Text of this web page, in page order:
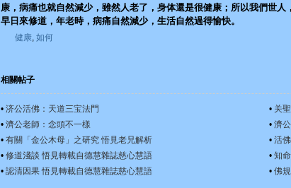
康，病痛也就自然減少，雖然人老了，身体還是很健康；所以我們世
早日來修道，年老時，病痛自然減少，生活自然過得愉快。
健康, 如何
相關帖子
• 济公活佛：天道三宝法門 • 关
• 濟公老師：念頭不一樣 • 濟
• 有關「金公木母」之研究 悟見老兄解析 • 活
• 修道淺談 悟見轉載自德慧雜誌慈心慧語 • 知
• 認清因果 悟見轉載自德慧雜誌慈心慧語 • 佛